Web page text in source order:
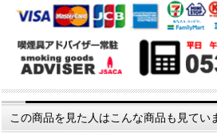
この商品を見た人はこんな商品も見てい